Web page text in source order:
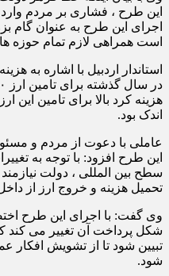
این طرح ، فشاری بر مردم وارد
اجرای این طرح به عنوان گام
است همراهی لازم تمام حوزه
هزینه کرد بالا برای تامین این
اندک بود.
عاملی با دعوت از مردم و
این طرح افزود: با توجه به
سطح بین المللی ، دولت
تحمیل هزینه و خروج ارز از
وی گفت: با اجرای این طرح
شکل پرداخت آن تغییر می کند
تبیین شود تا از تشویش
شود.